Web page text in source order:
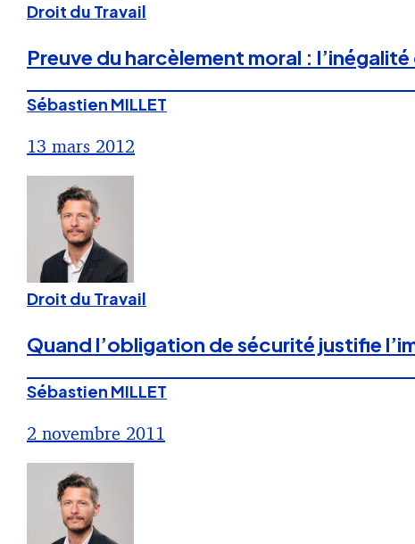
Droit du Travail
Preuve du harcèlement moral :
Sébastien MILLET
13 mars 2012
Droit du Travail
Quand l’obligation de sécurité justifie
Sébastien MILLET
2 novembre 2011